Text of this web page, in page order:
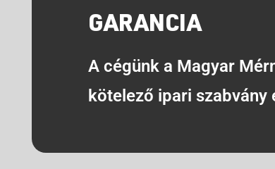
GARANCIA
A cégünk a Magyar
kötelező ipari szabvány